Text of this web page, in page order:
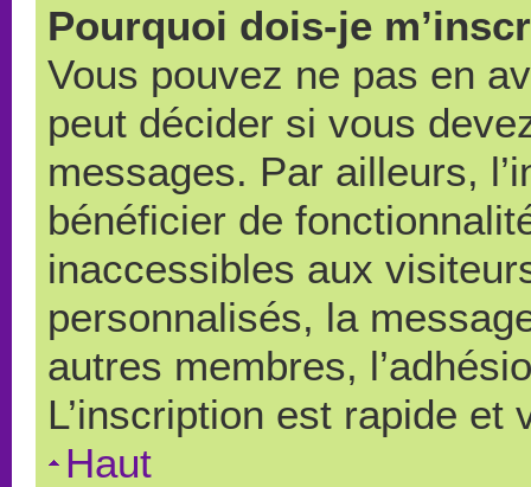
Pourquoi dois-je
Vous pouvez ne pas en
peut décider si vous
messages. Par ailleurs,
bénéficier de
inaccessibles aux
personnalisés, la
autres membres,
L’inscription est rapide et
Haut